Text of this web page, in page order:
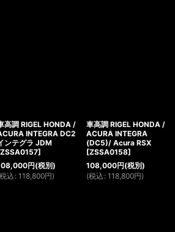
高調 RIGEL HONDA /
INTEGRA DC2
ンテグラ JDM
ZSSA0157]
円(税別)
込 : 118,800円)
車高調 RIGEL HONDA /
ACURA INTEGRA
(DC5)/ Acura RSX
[ZSSA0158]
108,000円(税別)
(税込 : 118,800円)